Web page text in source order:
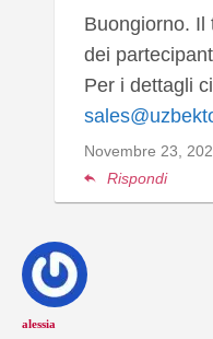
Buongiorno. Il
dei
Per i dettagli
Novembre 23,
Rispondi
alessia